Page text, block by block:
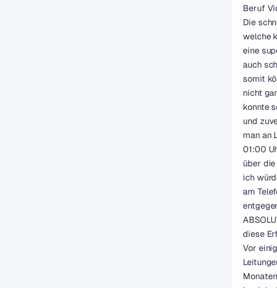
Beruf
Die
welche
eine
auch
somit
nicht
konnte
und
man an
01:00
über
ich
am
diese
Vor